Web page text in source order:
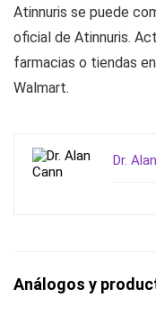
Atinnuris se puede
oficial de Atinnuris.
farmacias o tiendas
Walmart.
Dr.
Análogos y